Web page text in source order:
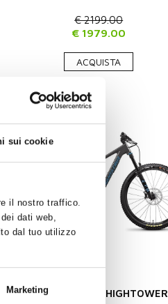
sui cookie
il nostro traffico.
dati web,
dal tuo utilizzo
Marketing
€ 2199.00
€ 1979.00
ACQUISTA
SANTA CRUZ - HIGHTOWER